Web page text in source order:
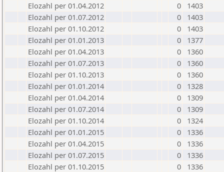
Elozahl per 01.04.2012
0
1403
Elozahl per 01.07.2012
0
1403
Elozahl per 01.10.2012
0
1403
Elozahl per 01.01.2013
0
1377
Elozahl per 01.04.2013
0
1360
Elozahl per 01.07.2013
0
1360
Elozahl per 01.10.2013
0
1360
Elozahl per 01.01.2014
0
1328
Elozahl per 01.04.2014
0
1309
Elozahl per 01.07.2014
0
1309
Elozahl per 01.10.2014
0
1324
Elozahl per 01.01.2015
0
1336
Elozahl per 01.04.2015
0
1336
Elozahl per 01.07.2015
0
1336
Elozahl per 01.10.2015
0
1336